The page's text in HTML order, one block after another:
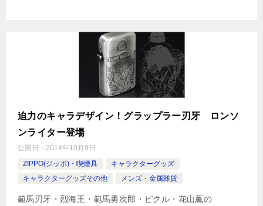
迫力のキャラデザイン！グラップラー刃牙 ロンソ
ンライター登場
公開日： 2014年10月9日
ZIPPO(ジッポ)・喫煙具
キャラクターグッズ
キャラクターグッズその他
メンズ・金属雑貨
範馬刃牙・烈海王・範馬勇次郎・ピクル・花山薫の